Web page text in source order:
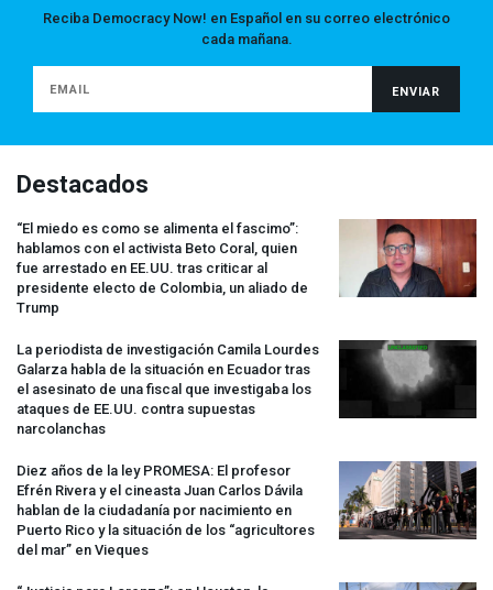
Reciba Democracy Now! en Español en su correo electrónico
cada mañana.
Destacados
“El miedo es como se alimenta el fascimo”:
hablamos con el activista Beto Coral, quien
fue arrestado en EE.UU. tras criticar al
presidente electo de Colombia, un aliado de
Trump
La periodista de investigación Camila Lourdes
Galarza habla de la situación en Ecuador tras
el asesinato de una fiscal que investigaba los
ataques de EE.UU. contra supuestas
narcolanchas
Diez años de la ley PROMESA: El profesor
Efrén Rivera y el cineasta Juan Carlos Dávila
hablan de la ciudadanía por nacimiento en
Puerto Rico y la situación de los “agricultores
del mar” en Vieques